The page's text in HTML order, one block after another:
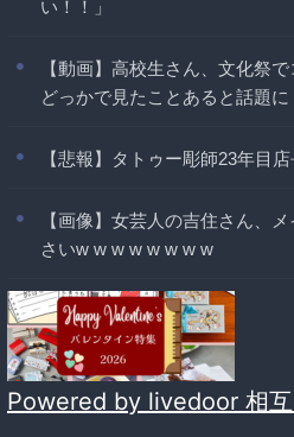
い！！」
【動画】高校生さん、文化祭
どっかで見たことあると話題に
【悲報】タトゥー彫師23年目
【画像】女芸人の吉住さん、
さいw w w w w w w w
Powered by livedoor 相互